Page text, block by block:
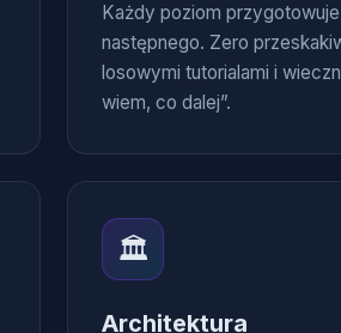
Każdy poziom
następnego. Zero
losowymi tutorialami i
wiem, co dalej”.
🏛️
Architektura